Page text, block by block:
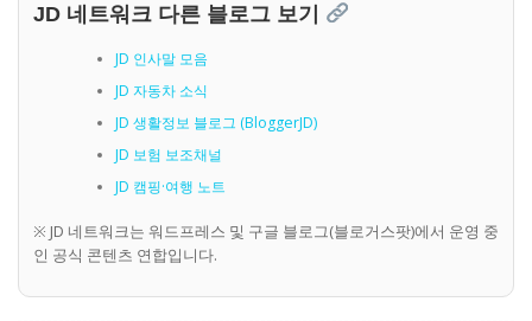
JD 네트워크 다른 블로그 보기
JD 인사말 모음
JD 자동차 소식
JD 생활정보 블로그 (BloggerJD)
JD 보험 보조채널
JD 캠핑·여행 노트
※ JD 네트워크는 워드프레스 및 구글 블로그(블로거스팟)에서 운영 중
인 공식 콘텐츠 연합입니다.